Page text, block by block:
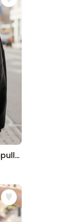
Personalisierbarer Kapuzenpullover mit Schwarz Weiß Fotos und Text